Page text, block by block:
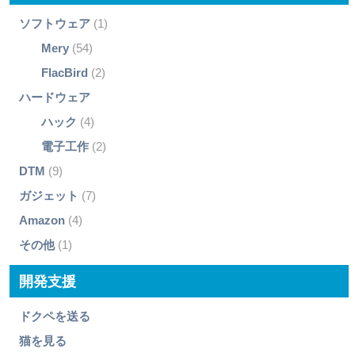
ソフトウェア(1)
Mery(54)
FlacBird (2)
ハードウェア
ハック (4)
電子工作(2)
DTM (9)
ガジェット (7)
Amazon(4)
その他(1)
開発支援
ドクペを送る
猫を見る